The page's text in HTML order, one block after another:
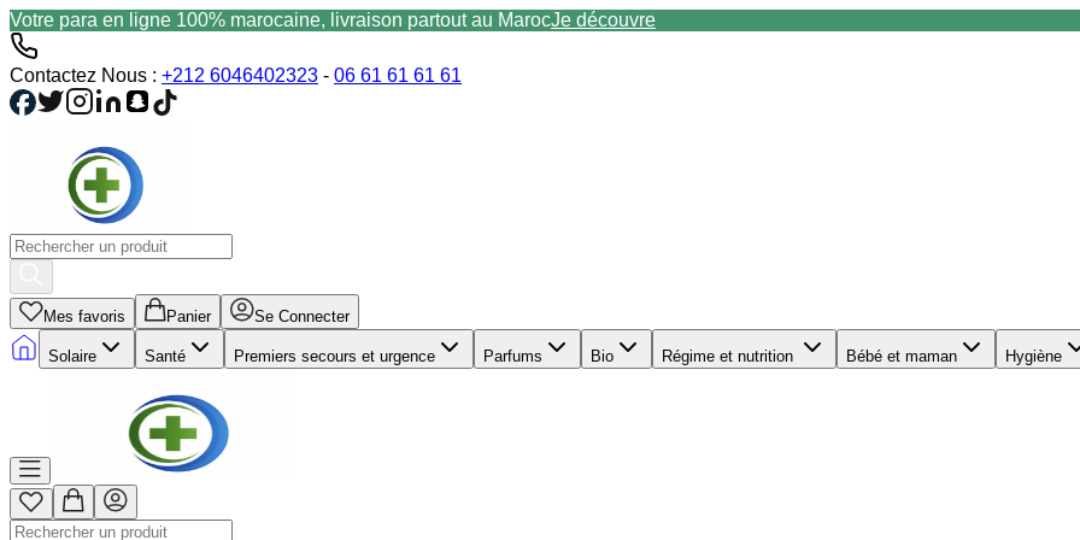
Votre para en ligne 100% marocaine, livraison partout au MarocJe découvre
Contactez Nous : +212 6046402323 - 06 61 61 61 61
Mes favoris Panier Se Connecter
Solaire Santé Premiers secours et urgence Parfums Bio Régime et nutrition Bébé et maman Hygiène